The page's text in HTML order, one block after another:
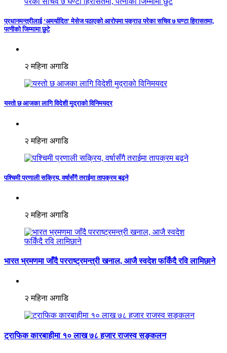
प्रधानमन्त्रीलाई ‘अमर्यादित’ मेसेज पठाएको आरोपमा पक्राउ परेका सचिव ७ घण्टा हिरासतमा,
पत्नीको जिम्मामा छुटे
२ महिना अगाडि
यस्तो छ आजका लागि विदेशी मुद्राको विनिमयदर
२ महिना अगाडि
पश्चिमी प्रणाली सक्रिय, वर्षासँगै तराईमा तापक्रम बढ्ने
२ महिना अगाडि
भारत भ्रमणमा जाँदै परराष्ट्रमन्त्री खनाल, आजै स्वदेश फर्किंदै रवि लामिछाने
२ महिना अगाडि
ट्राफिक कारबाहीमा १० लाख ७८ हजार राजस्व सङ्कलन